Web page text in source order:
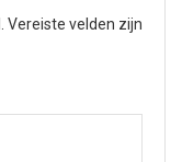
Vereiste velden zijn